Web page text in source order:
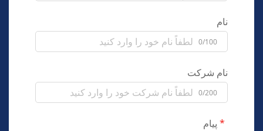
نام
0/100
نام شرکت
0/200
پیام